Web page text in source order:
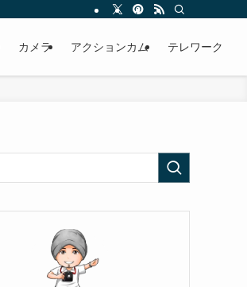
カメラ アクションカム テレワーク